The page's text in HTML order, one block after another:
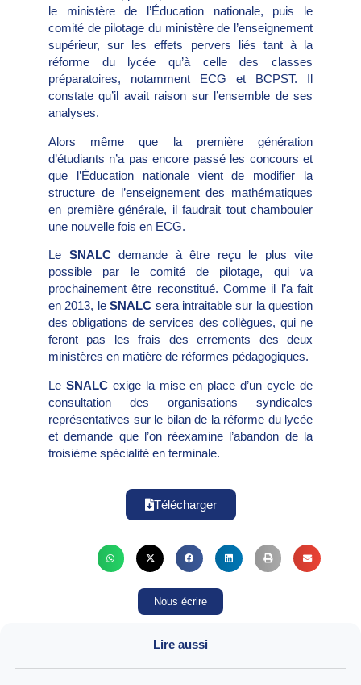
le ministère de l’Éducation nationale, puis le
comité de pilotage du ministère de l’enseignement
supérieur, sur les effets pervers liés tant à la
réforme du lycée qu’à celle des classes
préparatoires, notamment ECG et BCPST. Il
constate qu’il avait raison sur l’ensemble de ses
analyses.
Alors même que la première génération
d’étudiants n’a pas encore passé les concours et
que l’Éducation nationale vient de modifier la
structure de l’enseignement des mathématiques
en première générale, il faudrait tout chambouler
une nouvelle fois en ECG.
Le SNALCdemande à être reçu le plus vite
possible par le comité de pilotage, qui va
prochainement être reconstitué. Comme il l’a fait
en 2013, leSNALC sera intraitable sur la question
des obligations de services des collègues, qui ne
feront pas les frais des errements des deux
ministères en matière de réformes pédagogiques.
Le SNALCexige la mise en place d’un cycle de
consultation des organisations syndicales
représentatives sur le bilan de la réforme du lycée
et demande que l’on réexamine l’abandon de la
troisième spécialité en terminale.
Télécharger
Nous écrire
Lire aussi